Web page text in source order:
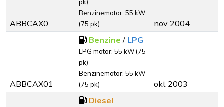
ABBCAX0
pk)
Benzinemotor: 55 kW
(75 pk)
nov 2004
ABBCAX01
Benzine / LPG
LPG motor: 55 kW (75
pk)
Benzinemotor: 55 kW
(75 pk)
okt 2003
Diesel